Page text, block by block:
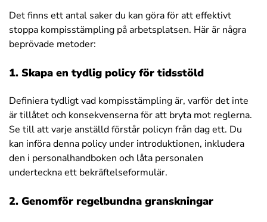
Det finns ett antal saker du kan göra för att effektivt
stoppa kompisstämpling på arbetsplatsen. Här är några
beprövade metoder:
1. Skapa en tydlig policy för tidsstöld
Definiera tydligt vad kompisstämpling är, varför det inte
är tillåtet och konsekvenserna för att bryta mot reglerna.
Se till att varje anställd förstår policyn från dag ett. Du
kan införa denna policy under introduktionen, inkludera
den i personalhandboken och låta personalen
underteckna ett bekräftelseformulär.
2. Genomför regelbundna granskningar